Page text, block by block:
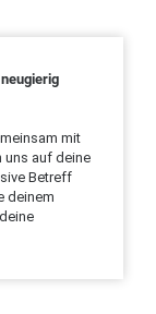
mit
uns auf deine
Betreff
deinem